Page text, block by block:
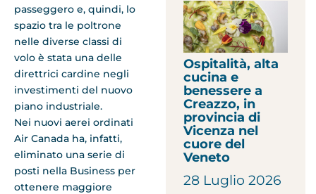
passeggero e, quindi, lo
spazio tra le poltrone
nelle diverse classi di
volo è stata una delle
direttrici cardine negli
investimenti del nuovo
piano industriale.
Nei nuovi aerei ordinati
Air Canada ha, infatti,
eliminato una serie di
posti nella Business per
ottenere maggiore
Ospitalità, alta
cucina e
benessere a
Creazzo, in
provincia di
Vicenza nel
cuore del
Veneto
28 Luglio 2026